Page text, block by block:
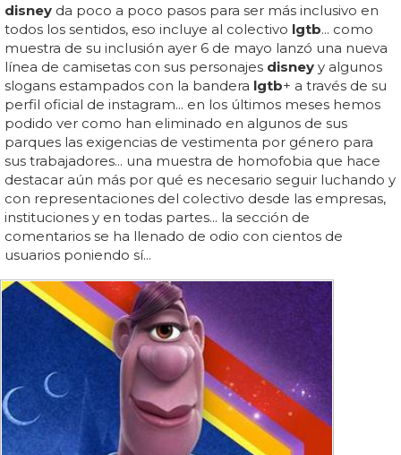
disney da poco a poco pasos para ser más inclusivo en
todos los sentidos, eso incluye al colectivo lgtb... como
muestra de su inclusión ayer 6 de mayo lanzó una nueva
línea de camisetas con sus personajes disney y algunos
slogans estampados con la bandera lgtb+ a través de su
perfil oficial de instagram... en los últimos meses hemos
podido ver como han eliminado en algunos de sus
parques las exigencias de vestimenta por género para
sus trabajadores... una muestra de homofobia que hace
destacar aún más por qué es necesario seguir luchando y
con representaciones del colectivo desde las empresas,
instituciones y en todas partes... la sección de
comentarios se ha llenado de odio con cientos de
usuarios poniendo sí...